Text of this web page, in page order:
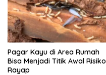
Pagar Kayu di Area Rumah
Bisa Menjadi Titik Awal Risiko
Rayap